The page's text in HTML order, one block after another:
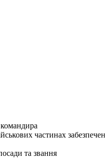
частинах
та звання